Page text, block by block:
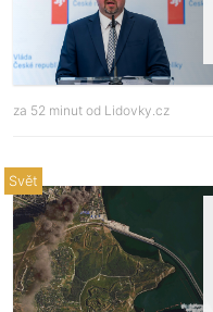
za 52 minut od Lidovky.cz
Svět